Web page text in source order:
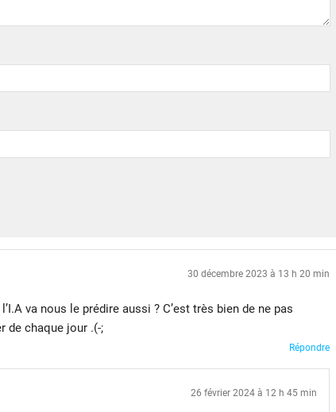
30 décembre 2023 à 13 h 20 min
va nous le prédire aussi ? C’est très bien de ne pas
de chaque jour .(-;
Répondre
26 février 2024 à 12 h 45 min